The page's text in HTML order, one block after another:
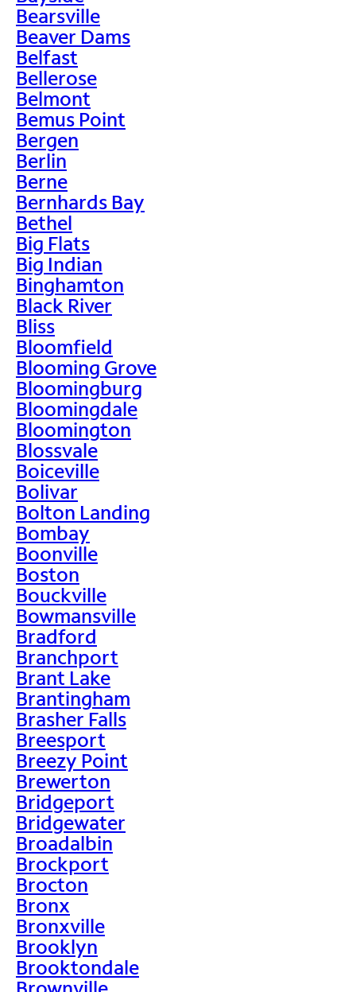
Bearsville
Beaver Dams
Belfast
Bellerose
Belmont
Bemus Point
Bergen
Berlin
Berne
Bernhards Bay
Bethel
Big Flats
Big Indian
Binghamton
Black River
Bliss
Bloomfield
Blooming Grove
Bloomingburg
Bloomingdale
Bloomington
Blossvale
Boiceville
Bolivar
Bolton Landing
Bombay
Boonville
Boston
Bouckville
Bowmansville
Bradford
Branchport
Brant Lake
Brantingham
Brasher Falls
Breesport
Breezy Point
Brewerton
Bridgeport
Bridgewater
Broadalbin
Brockport
Brocton
Bronx
Bronxville
Brooklyn
Brooktondale